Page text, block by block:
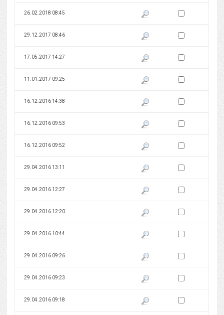
26.02.2018 08:45 Pokaż podgląd wersji z dnia
Zaznacz wersję do
29.12.2017 08:46 Pokaż podgląd wersji z dnia
Zaznacz wersję do
17.05.2017 14:27 Pokaż podgląd wersji z dnia
Zaznacz wersję do
11.01.2017 09:25 Pokaż podgląd wersji z dnia
Zaznacz wersję do
16.12.2016 14:38 Pokaż podgląd wersji z dnia
Zaznacz wersję do
16.12.2016 09:53 Pokaż podgląd wersji z dnia
Zaznacz wersję do
16.12.2016 09:52 Pokaż podgląd wersji z dnia
Zaznacz wersję do
29.04.2016 13:11 Pokaż podgląd wersji z dnia
Zaznacz wersję do
29.04.2016 12:27 Pokaż podgląd wersji z dnia
Zaznacz wersję do
29.04.2016 12:20 Pokaż podgląd wersji z dnia
Zaznacz wersję do
29.04.2016 10:44 Pokaż podgląd wersji z dnia
Zaznacz wersję do
29.04.2016 09:26 Pokaż podgląd wersji z dnia
Zaznacz wersję do
29.04.2016 09:23 Pokaż podgląd wersji z dnia
Zaznacz wersję do
29.04.2016 09:18 Pokaż podgląd wersji z dnia
Zaznacz wersję do